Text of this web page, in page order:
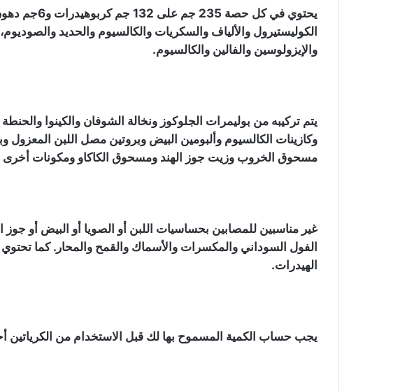
الكوليستيرول والألياف والسكريات والكالسيوم والحديد
والإيزولوسين والفالين والكالسيوم.
يتم تركيبه من بوليمرات الجلوكوز ونخالة الشوفان والكينوا
وكازينات الكالسيوم وألبومين البيض وبروتين مصل اللبن المعزول
مسحوق الخروب وزيت جوز الهند ومسحوق الكاكاو ومكونات أخرى
غير مناسبين للمصابين بحساسيات اللبن أو الصويا أو البيض أو جوز
الهيدرات.
يجب حساب الكمية المسموح بها لك قبل الاستخدام من الكرياتين